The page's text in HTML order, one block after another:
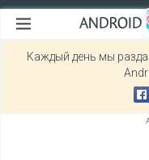
Каждый день мы